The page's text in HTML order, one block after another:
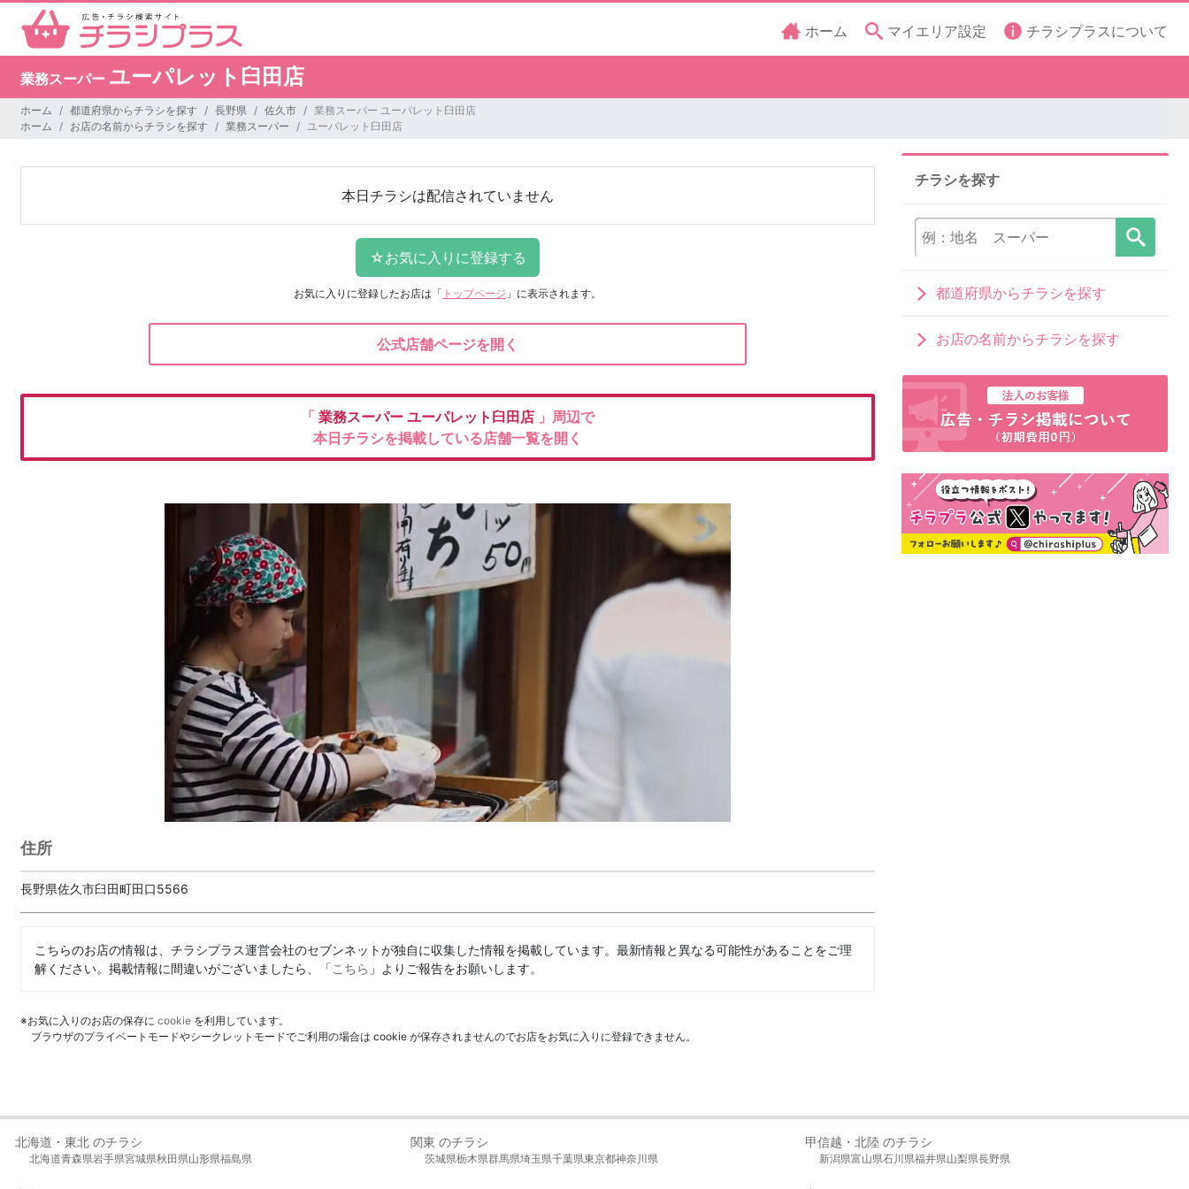
ホーム マイエリア設定 チラシプラスについて
業務スーパー ユーパレット臼田店
ホーム 都道府県からチラシを探す 長野県 佐久市
業務スーパー ユーパレット臼田店
ホーム
お店の名前からチラシを探す 業務スーパー ユーパレット臼田店
本日チラシは配信されていません
お気に入りに登録したお店は 「 トップページ 」に表示されます。
公式店舗ページを開く
「 業務スーパー ユーパレット臼田店 」周辺で
本日チラシを掲載している店舗一覧を開く
住所
長野県佐久市臼田町田口5566
こちらのお店の情報は、チラシプラス運営会社のセブンネットが独自に収集した情報を掲載しています。最新情報と異なる可能性があることをご理
解ください。掲載情報に間違いがございましたら、「こちら 」よりご報告をお願いします。
※お気に入りのお店の保存に cookie を利用しています。
ブラウザのプライベートモードやシークレットモードでご利用の場合は cookie が保存されませんのでお店をお気に入りに登録できません。
チラシを探す
都道府県からチラシを探す
お店の名前からチラシを探す
北海道・東北 のチラシ
北海道青森県岩手県宮城県秋田県山形県福島県
関東 のチラシ
茨城県栃木県群馬県埼玉県千葉県東京都神奈川県
甲信越・北陸 のチラシ
新潟県富山県石川県福井県山梨県長野県